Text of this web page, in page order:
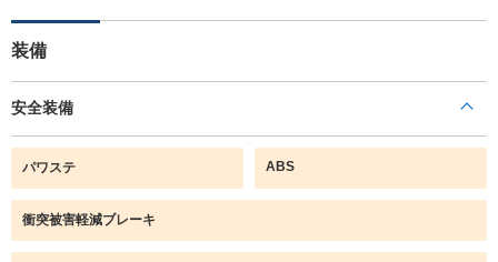
装備
安全装備
パワステ ABS
衝突被害軽減ブレーキ